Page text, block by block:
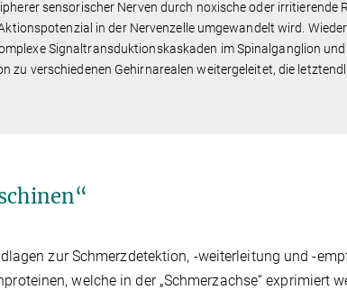
sensorischer Nerven durch noxische oder irritierende
in der Nervenzelle umgewandelt wird.
Signaltransduktionskaskaden im Spinalganglion
zu verschiedenen Gehirnarealen weitergeleitet, die
zur Schmerzdetektion, -weiterleitung und -
welche in der „Schmerzachse“ exprimiert